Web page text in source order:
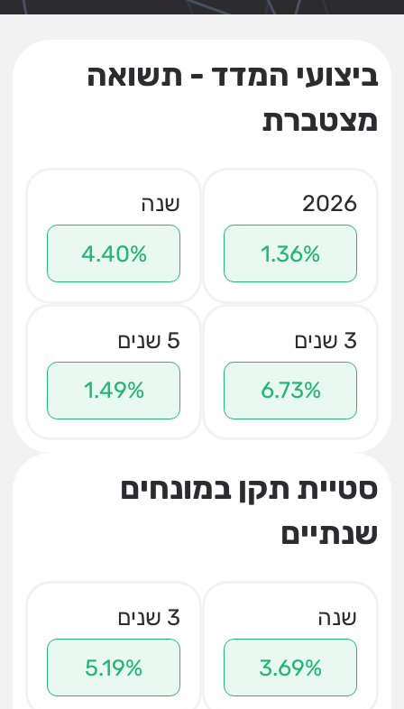
ביצועי המדד - תשואה
מצטברת
2026
1.36%
שנה
4.40%
3 שנים
6.73%
5 שנים
1.49%
סטיית תקן במונחים
שנתיים
שנה
3.69%
3 שנים
5.19%